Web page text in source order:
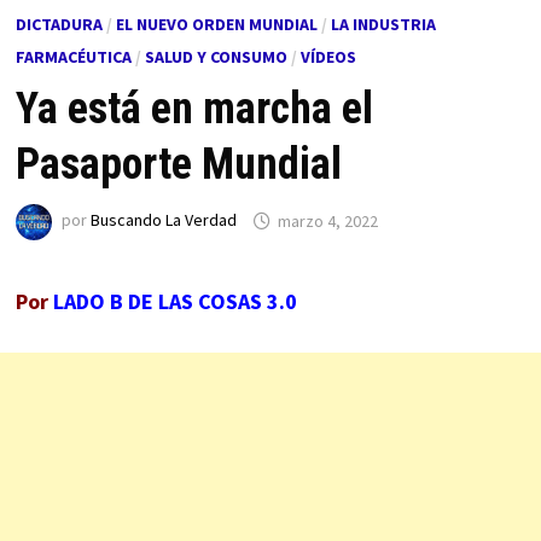
DICTADURA/ EL NUEVO ORDEN MUNDIAL/ LA INDUSTRIA
FARMACÉUTICA/ SALUD Y CONSUMO / VÍDEOS
Ya está en marcha el
Pasaporte Mundial
porBuscando La Verdad marzo 4, 2022
Por LADO B DE LAS COSAS 3.0